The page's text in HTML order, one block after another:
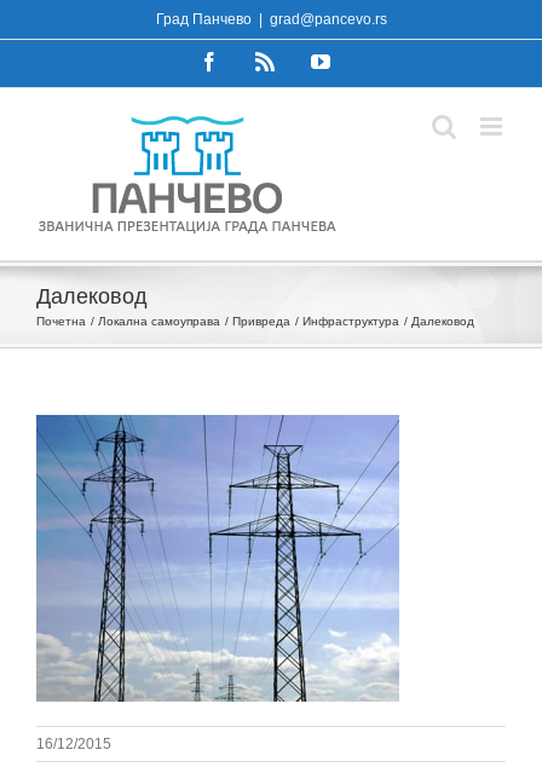
to
Град Панчево grad@pancevo.rs
FacebookRss YouTube
Далековод
Почетна Локална самоуправа Привреда Инфраструктура Далековод
16/12/2015